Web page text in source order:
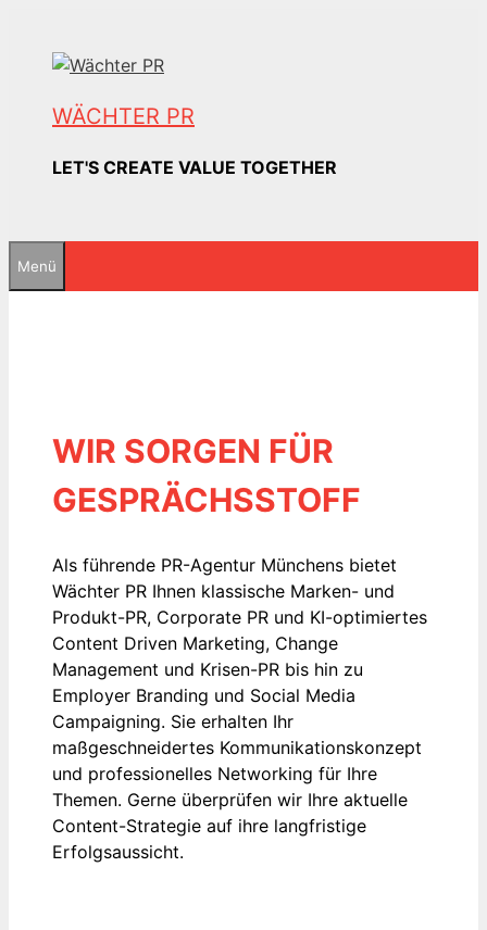
springen
WÄCHTER PR
LET'S CREATE VALUE TOGETHER
Menü
WIR SORGEN FÜR
GESPRÄCHSSTOFF
Als führende PR-Agentur Münchens bietet
Wächter PR Ihnen klassische Marken- und
Produkt-PR, Corporate PR und KI-optimiertes
Content Driven Marketing, Change
Management und Krisen-PR bis hin zu
Employer Branding und Social Media
Campaigning. Sie erhalten Ihr
maßgeschneidertes Kommunikationskonzept
und professionelles Networking für Ihre
Themen. Gerne überprüfen wir Ihre aktuelle
Content-Strategie auf ihre langfristige
Erfolgsaussicht.